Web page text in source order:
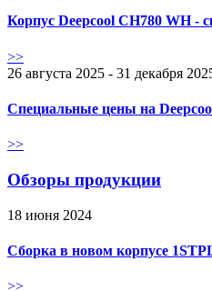
Корпус Deepcool CH780 WH -
>>
26 августа 2025 - 31 декабря
Специальные цены на
>>
Обзоры продукции
18 июня 2024
Сборка в новом корпусе
>>